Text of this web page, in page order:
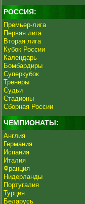
РОССИЯ:
Премьер-лига
Первая лига
Вторая лига
Кубок России
Календарь
Бомбардиры
Суперкубок
Тренеры
Судьи
Стадионы
Сборная России
ЧЕМПИОНАТЫ:
Англия
Германия
Испания
Италия
Франция
Нидерланды
Португалия
Турция
Беларусь